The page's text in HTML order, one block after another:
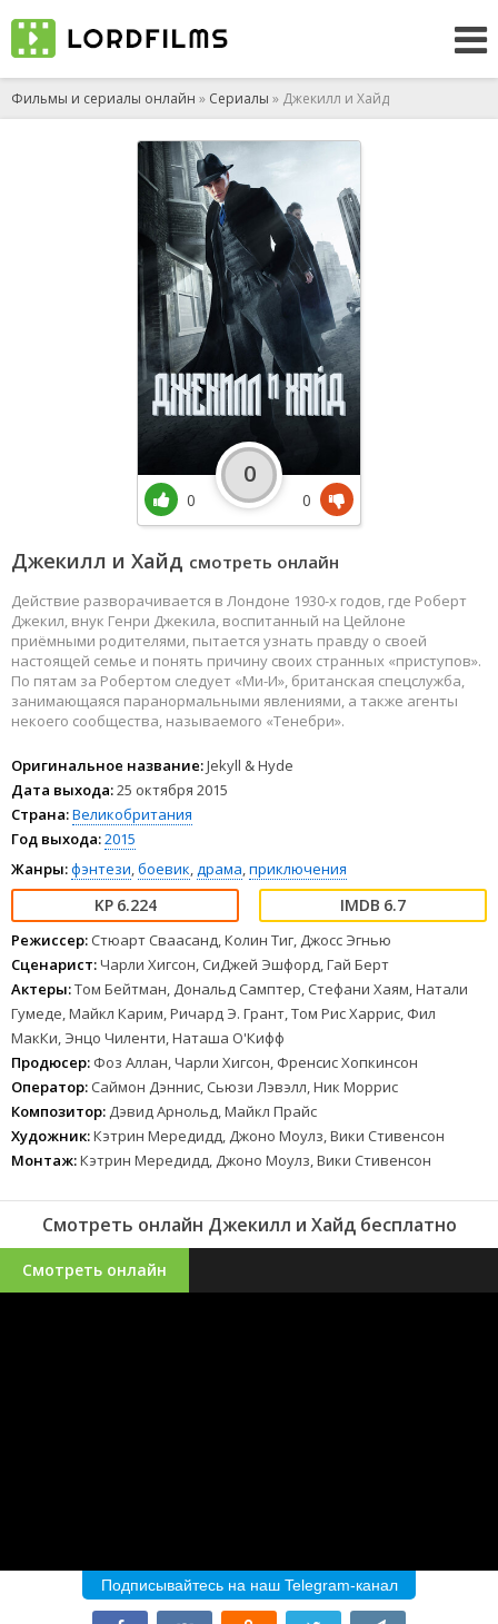
Фильмы и сериалы онлайн » Сериалы » Джекилл и Хайд
Джекилл и Хайд смотреть онлайн
Действие разворачивается в Лондоне 1930-х годов, где Роберт
Джекил, внук Генри Джекила, воспитанный на Цейлоне
приёмными родителями, пытается узнать правду о своей
настоящей семье и понять причину своих странных «приступов».
По пятам за Робертом следует «Ми-И», британская спецслужба,
занимающаяся паранормальными явлениями, а также агенты
некоего сообщества, называемого «Тенебри».
Оригинальное название:Jekyll & Hyde
Дата выхода:25 октября 2015
Страна:Великобритания
Год выхода:2015
Жанры:фэнтези,боевик,драма,приключения
6.224 6.7
Режиссер: Стюарт Сваасанд, Колин Тиг, Джосс Эгнью
Сценарист:Чарли Хигсон, СиДжей Эшфорд, Гай Берт
Актеры:Том Бейтман, Дональд Самптер, Стефани Хаям, Натали
Гумеде, Майкл Карим, Ричард Э. Грант, Том Рис Харрис, Фил
МакКи, Энцо Чиленти, Наташа О'Кифф
Продюсер: Фоз Аллан, Чарли Хигсон, Френсис Хопкинсон
Оператор: Саймон Дэннис, Сьюзи Лэвэлл, Ник Моррис
Композитор: Дэвид Арнольд, Майкл Прайс
Художник:Кэтрин Мередидд, Джоно Моулз, Вики Стивенсон
Монтаж:Кэтрин Мередидд, Джоно Моулз, Вики Стивенсон
0
0
0
Смотреть онлайн Джекилл и Хайд бесплатно
Смотреть онлайн
Подписывайтесь на наш Telegram-канал